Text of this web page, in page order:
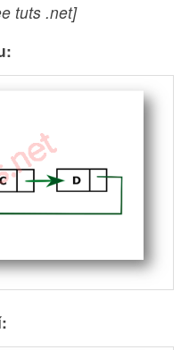
tuts .net]